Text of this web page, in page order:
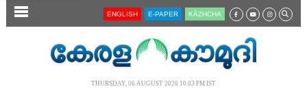
SECTIONS ENGLISH E-PAPER KĀZHCHA
THURSDAY, 06 AUGUST 2026 10.03 PM IST